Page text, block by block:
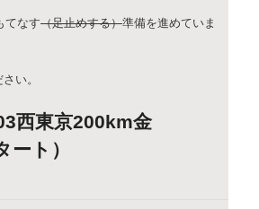
てなす（足止めする）準備を進めていま
い。
西東京200km金
ート）